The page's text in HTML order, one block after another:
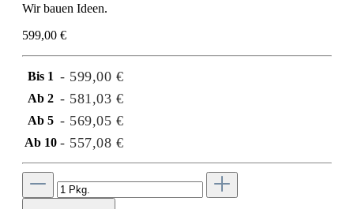
Wir bauen Ideen.
599,00 €
Bis 1 - 599,00 €
Ab 2 - 581,03 €
Ab 5 - 569,05 €
Ab 10 - 557,08 €